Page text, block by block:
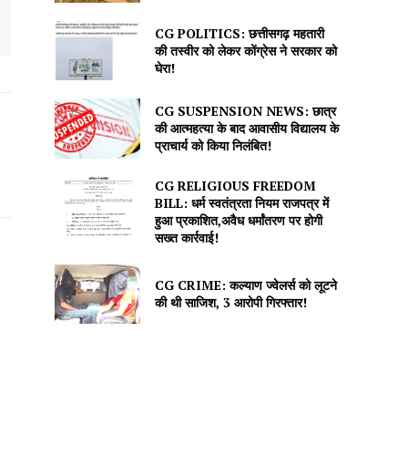
CG POLITICS: छत्तीसगढ़ महतारी
की तस्वीर को लेकर कोंग्रेस ने सरकार को
घेरा!
CG SUSPENSION NEWS: छात्र
की आत्महत्या के बाद आवासीय विद्यालय के
प्राचार्य को किया निलंबित!
CG RELIGIOUS FREEDOM
BILL: धर्म स्वतंत्रता नियम राजपत्र में
हुआ प्रकाशित,अवैध धर्मांतरण पर होगी
सख्त कार्रवाई!
CG CRIME: कल्याण ज्वेलर्स को लूटने
की थी साजिश, 3 आरोपी गिरफ्तार!